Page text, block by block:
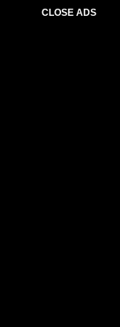
CLOSE ADS